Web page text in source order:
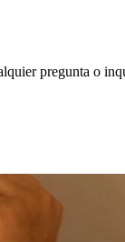
pregunta o